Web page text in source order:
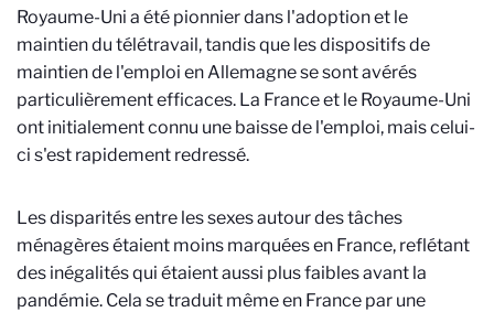
Royaume-Uni a été pionnier dans l'adoption et le
maintien du télétravail, tandis que les dispositifs de
maintien de l'emploi en Allemagne se sont avérés
particulièrement efficaces. La France et le Royaume-Uni
ont initialement connu une baisse de l'emploi, mais celui-
ci s'est rapidement redressé.
Les disparités entre les sexes autour des tâches
ménagères étaient moins marquées en France, reflétant
des inégalités qui étaient aussi plus faibles avant la
pandémie. Cela se traduit même en France par une